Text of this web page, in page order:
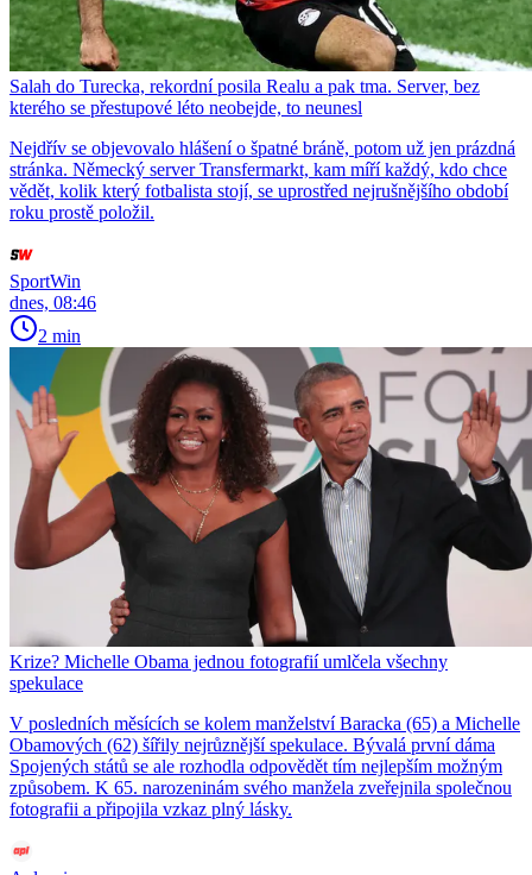
Salah do Turecka, rekordní posila Realu a pak tma. Server, bez
kterého se přestupové léto neobejde, to neunesl
Nejdřív se objevovalo hlášení o špatné bráně, potom už jen prázdná
stránka. Německý server Transfermarkt, kam míří každý, kdo chce
vědět, kolik který fotbalista stojí, se uprostřed nejrušnějšího období
roku prostě položil.
SportWin
dnes, 08:46
2 min
Krize? Michelle Obama jednou fotografií umlčela všechny
spekulace
V posledních měsících se kolem manželství Baracka (65) a Michelle
Obamových (62) šířily nejrůznější spekulace. Bývalá první dáma
Spojených států se ale rozhodla odpovědět tím nejlepším možným
způsobem. K 65. narozeninám svého manžela zveřejnila společnou
fotografii a připojila vzkaz plný lásky.